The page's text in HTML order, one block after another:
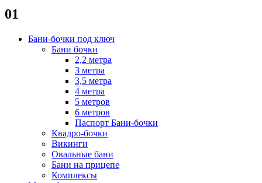
01
Бани-бочки под ключ
Бани бочки
2,2 метра
3 метра
3,5 метра
4 метра
5 метров
6 метров
Паспорт Бани-бочки
Квадро-бочки
Викинги
Овальные бани
Бани на прицепе
Комплексы